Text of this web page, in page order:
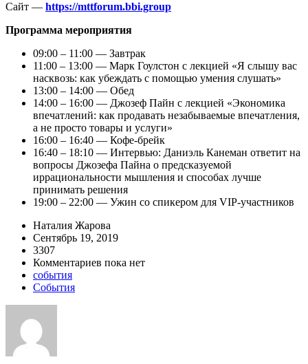
Сайт — https://mttforum.bbi.group
Программа мероприятия
09:00 – 11:00 — Завтрак
11:00 – 13:00 — Марк Гоулстон c лекцией «Я слышу вас
насквозь: как убеждать с помощью умения слушать»
13:00 – 14:00 — Обед
14:00 – 16:00 — Джозеф Пайн с лекцией «Экономика
впечатлений: как продавать незабываемые впечатления,
а не просто товары и услуги»
16:00 – 16:40 — Кофе-брейк
16:40 – 18:10 — Интервью: Даниэль Канеман ответит на
вопросы Джозефа Пайна о предсказуемой
иррациональности мышления и способах лучше
принимать решения
19:00 – 22:00 — Ужин со спикером для VIP-участников
Наталия Жарова
Сентябрь 19, 2019
3307
Комментариев пока нет
события
События